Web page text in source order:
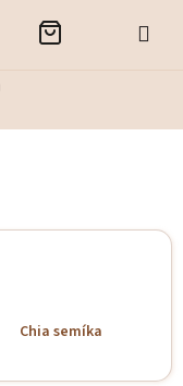
NÁKUPNÝ
Chia semíka